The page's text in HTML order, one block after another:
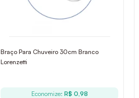
Braço Para Chuveiro 30cm Branco
Lorenzetti
Economize: R$ 0,98